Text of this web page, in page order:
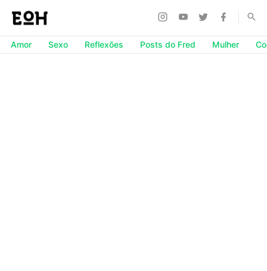
Amor Sexo Reflexões Posts do Fred Mulher